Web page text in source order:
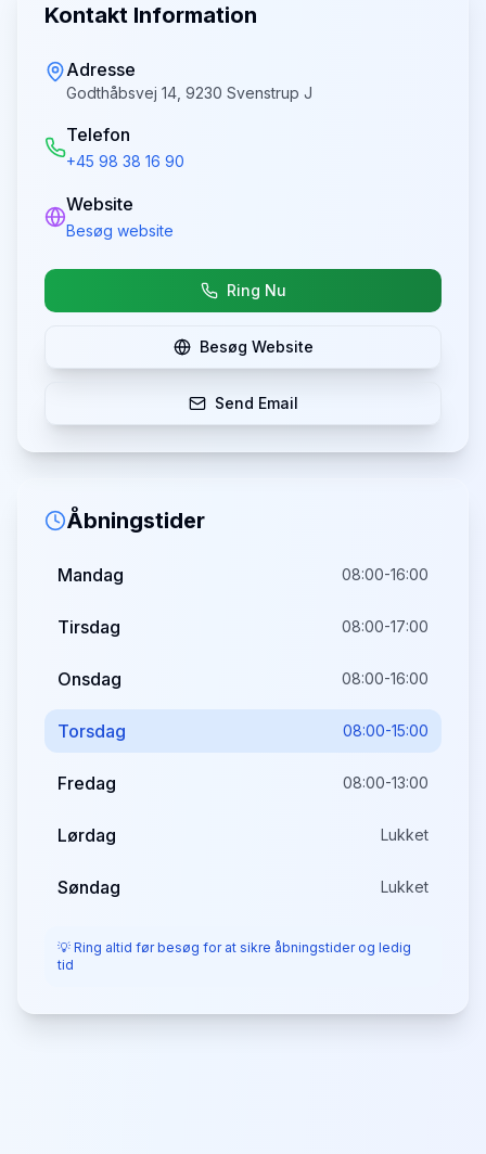
Kontakt Information
Adresse
Godthåbsvej 14, 9230 Svenstrup J
Telefon
+45 98 38 16 90
Website
Besøg website
Ring Nu
Besøg Website
Send Email
Åbningstider
Mandag 08:00-16:00
Tirsdag 08:00-17:00
Onsdag 08:00-16:00
Torsdag 08:00-15:00
Fredag 08:00-13:00
Lørdag Lukket
Søndag Lukket
💡 Ring altid før besøg for at sikre åbningstider og ledig
tid